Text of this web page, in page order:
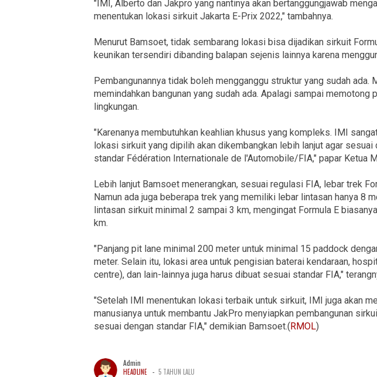
"IMI, Alberto dan Jakpro yang nantinya akan bertanggungjawab
menentukan lokasi sirkuit Jakarta E-Prix 2022," tambahnya.
Menurut Bamsoet, tidak sembarang lokasi bisa dijadikan sirkuit
keunikan tersendiri dibanding balapan sejenis lainnya karena
Pembangunannya tidak boleh mengganggu struktur yang sudah ada.
memindahkan bangunan yang sudah ada. Apalagi sampai memotong
lingkungan.
"Karenanya membutuhkan keahlian khusus yang kompleks. IMI
lokasi sirkuit yang dipilih akan dikembangkan lebih lanjut agar sesuai
standar Fédération Internationale de l'Automobile/FIA," papar Ketua
Lebih lanjut Bamsoet menerangkan, sesuai regulasi FIA, lebar trek
Namun ada juga beberapa trek yang memiliki lebar lintasan hanya 8
lintasan sirkuit minimal 2 sampai 3 km, mengingat Formula E
km.
"Panjang pit lane minimal 200 meter untuk minimal 15 paddock
meter. Selain itu, lokasi area untuk pengisian baterai kendaraan,
centre), dan lain-lainnya juga harus dibuat sesuai standar FIA,"
"Setelah IMI menentukan lokasi terbaik untuk sirkuit, IMI juga akan
manusianya untuk membantu JakPro menyiapkan pembangunan
sesuai dengan standar FIA," demikian Bamsoet.(RMOL)
Admin
HEADLINE - 5 TAHUN LALU